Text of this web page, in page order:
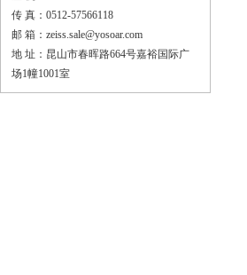
传 真：0512-57566118
邮 箱：zeiss.sale@yosoar.com
地 址：昆山市春晖路664号嘉裕国际广
场1幢1001室